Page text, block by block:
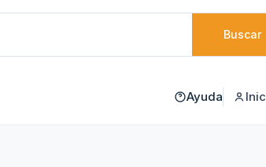
Buscar
Ayuda